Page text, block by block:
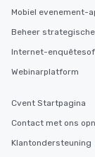
Mobiel evenement-
Beheer
Internet-
Webinarplatform
Cvent Startpagina
Contact met ons
Klantondersteuning